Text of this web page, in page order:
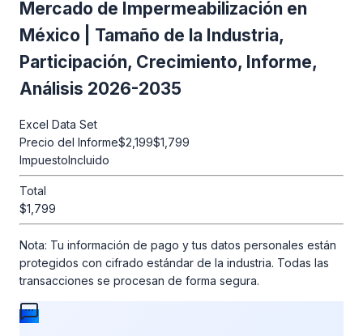
Mercado de Impermeabilización en
México | Tamaño de la Industria,
Participación, Crecimiento, Informe,
Análisis 2026-2035
Excel Data Set
Precio del Informe$2,199$1,799
ImpuestoIncluido
Total
$1,799
Nota: Tu información de pago y tus datos personales están
protegidos con cifrado estándar de la industria. Todas las
transacciones se procesan de forma segura.